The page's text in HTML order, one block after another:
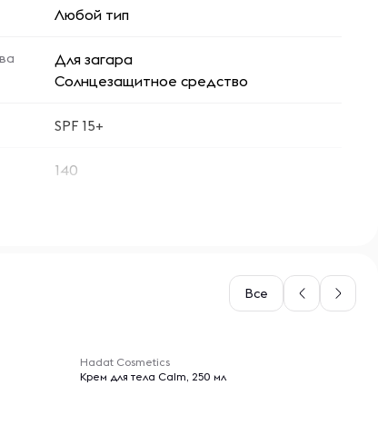
Любой тип
Для загара
Солнцезащитное средство
SPF 15+
140
Все
Hadat Cosmetics
Крем для тела Calm, 250 мл